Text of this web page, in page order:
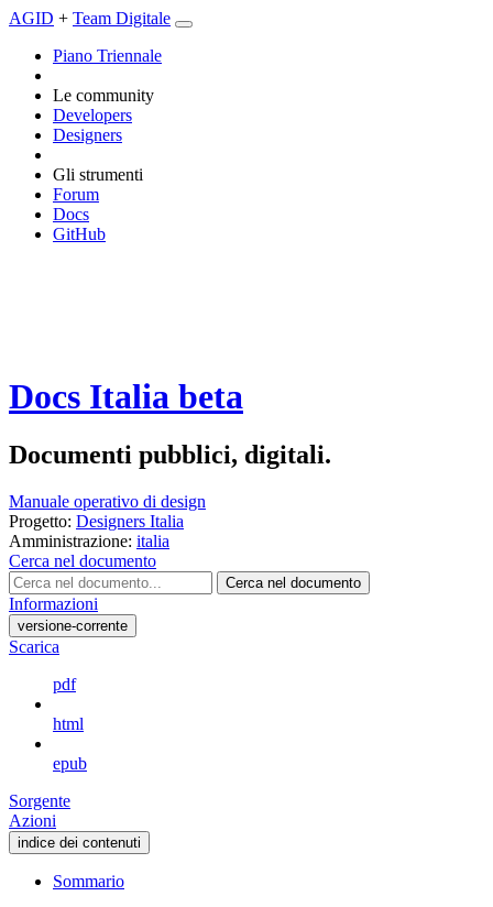
AGID + Team Digitale
Piano Triennale
Le community
Developers
Designers
Gli strumenti
Forum
Docs
GitHub
Docs Italia beta
Documenti pubblici, digitali.
Manuale operativo di design
Progetto: Designers Italia
Amministrazione: italia
Cerca nel documento
Cerca nel documento
Informazioni
versione-corrente
Scarica
pdf
html
epub
Sorgente
Azioni
indice dei contenuti
Sommario